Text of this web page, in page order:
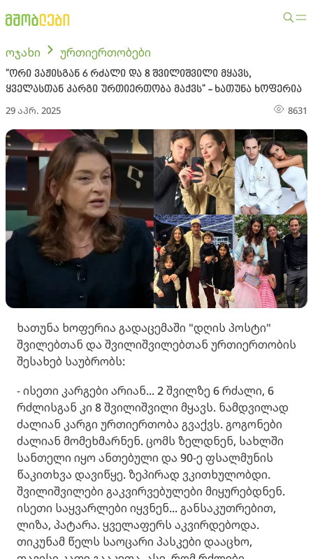
ოჯახი ურთიერთობები
"ორი ვაჟისგან 6 რძალი და 8 შვილიშვილი მყავს,
ყველასთან კარგი ურთიერთობა მაქვს" - ხათუნა ხოფერია
29 აპრ. 2025 8631
ხათუნა ხოფერია გადაცემაში "დღის პოსტი"
შვილებთან და შვილიშვილებთან ურთიერთობის
შესახებ საუბრობს:
- ისეთი კარგები არიან... 2 შვილზე 6 რძალი, 6
რძლისგან კი 8 შვილიშვილი მყავს. ნამდვილად
ძალიან კარგი ურთიერთობა გვაქვს. გოგონები
ძალიან მომეხმარნენ. ცომს ზელდნენ, სახლში
სანთელი იყო ანთებული და 90-ე ფსალმუნის
წაკითხვა დავიწყე. ზეპირად ვკითხულობდი.
შვილიშვილები გაკვირვებულები მიყურებდნენ.
ისეთი საყვარლები იყვნენ... განსაკუთრებით,
ლიზა, პატარა. ყველაფერს აკვირდებოდა.
თიკუნამ წელს საოცარი პასკები დააცხო,